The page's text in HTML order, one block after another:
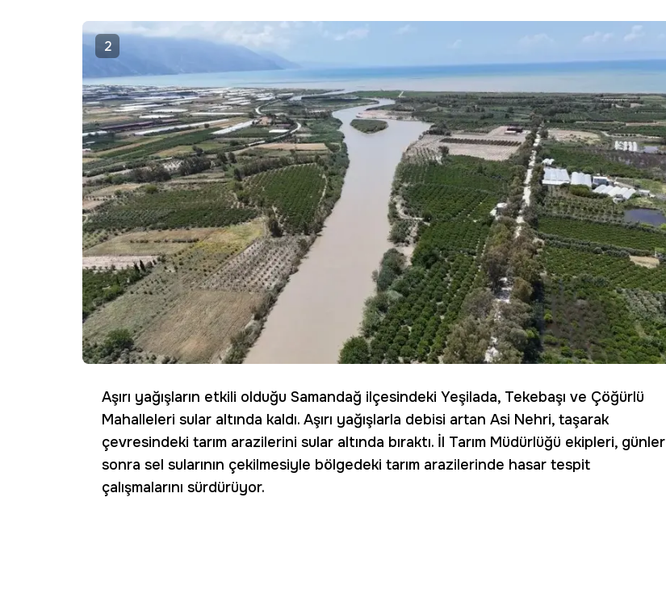
2
Aşırı yağışların etkili olduğu Samandağ ilçesindeki Yeşilada, Tekebaşı ve Çöğürlü
Mahalleleri sular altında kaldı. Aşırı yağışlarla debisi artan Asi Nehri, taşarak
çevresindeki tarım arazilerini sular altında bıraktı. İl Tarım Müdürlüğü ekipleri, günler
sonra sel sularının çekilmesiyle bölgedeki tarım arazilerinde hasar tespit
çalışmalarını sürdürüyor.